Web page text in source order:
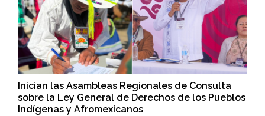
Inician las Asambleas Regionales de Consulta
sobre la Ley General de Derechos de los Pueblos
Indígenas y Afromexicanos